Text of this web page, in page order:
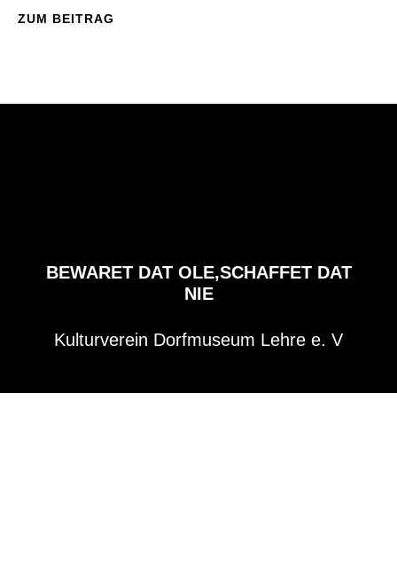
ZUM BEITRAG
BEWARET DAT OLE,SCHAFFET DAT
NIE
Kulturverein Dorfmuseum Lehre e. V